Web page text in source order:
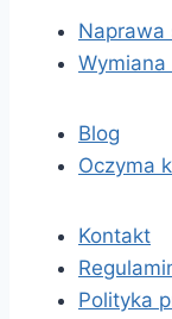
Naprawa
Wymiana
Blog
Oczyma
Kontakt
Polityka